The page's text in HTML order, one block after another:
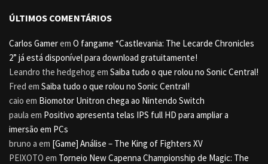
ÚLTIMOS COMENTÁRIOS
Carlos Gamerem O fangame “Castlevania: The Lecarde Chronicles
2” já está disponível para download gratuitamente!
Leandro the hedgehog em Saiba tudo o que rolou no Sonic Central!
Fred em Saiba tudo o que rolou no Sonic Central!
caio em Biomotor Unitron chega ao Nintendo Switch
paula em Positivo apresenta telas IPS full HD para ampliar a
imersão em PCs
bruno a em [Game] Análise – The King of Fighters XV
PEIXOTO em Torneio New Capenna Championship de Magic: The